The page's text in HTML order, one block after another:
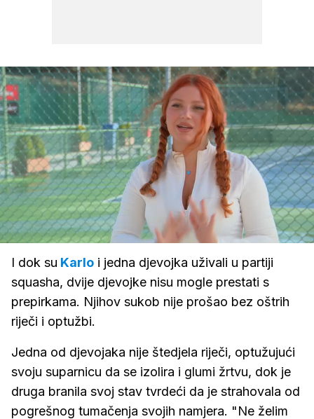
Upali
zvuk
/
Loaded:
100.00%
I dok su Karlo i jedna djevojka uživali u partiji
squasha, dvije djevojke nisu mogle prestati s
prepirkama. Njihov sukob nije prošao bez oštrih
riječi i optužbi.
Jedna od djevojaka nije štedjela riječi, optužujući
svoju suparnicu da se izolira i glumi žrtvu, dok je
druga branila svoj stav tvrdeći da je strahovala od
pogrešnog tumačenja svojih namjera. "Ne želim